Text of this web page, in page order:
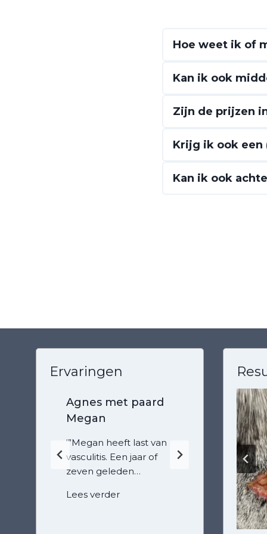
Hoe weet ik of
Kan ik ook
Zijn de prijzen
Krijg ik ook een
Kan ik ook
Ervaringen
Agnes met paard
Megan
‘”Megan heeft last van
vasculitis. Een jaar of
zeven geleden…
Lees verderA
Lees